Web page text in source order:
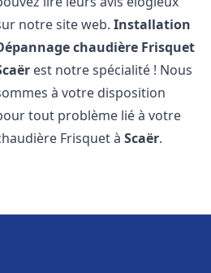
notre site web.Installation
chaudière Frisquet
est notre spécialité ! Nous
à votre disposition
tout problème lié à votre
Frisquet àScaër.